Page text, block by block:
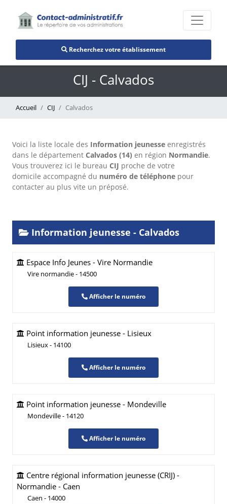
Recherchez votre établissement
CIJ - Calvados
Accueil CIJ Calvados
Voici la liste locale des Information jeunesse enregistrés
dans le département Calvados (14) en région Normandie.
Vous trouverez ici le bureau CIJ proche de votre
domicile accompagné du numéro de téléphone pour
contacter au plus vite un préposé.
Information jeunesse - Calvados
Espace Info Jeunes - Vire Normandie
Vire normandie - 14500
Afficher le numéro
Point information jeunesse - Lisieux
Lisieux - 14100
Afficher le numéro
Point information jeunesse - Mondeville
Mondeville - 14120
Afficher le numéro
Centre régional information jeunesse (CRIJ) -
Normandie - Caen
Caen - 14000